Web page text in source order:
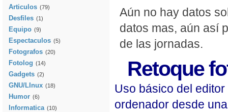
Aún no hay datos
datos mas, aún así
de las jornadas.
Retoque
Uso básico del
ordenador desde
Articulos (79)
Desfiles (1)
Equipo (9)
Espectaculos (5)
Fotografos (20)
Fotolog (14)
Gadgets (2)
GNU/LInux (18)
Humor (6)
Informatica (10)